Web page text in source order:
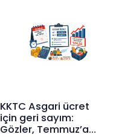
KKTC Asgari ücret
için geri sayım:
Gözler, Temmuz’a